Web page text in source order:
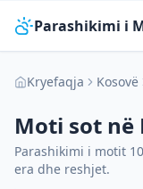
Parashikimi i
Kryefaqja Kosovë
Moti sot në
Parashikimi i motit
era dhe reshjet.